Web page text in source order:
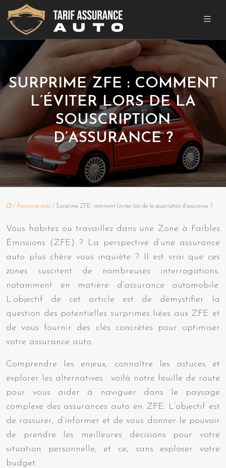
SURPRIME ZFE : COMMENT
L’ÉVITER LORS DE LA
SOUSCRIPTION
D’ASSURANCE ?
/ Assurance auto / Surprime ZFE : comment l’éviter lors de la souscription d’assurance ?
Vous habitez ou travaillez dans une Zone à Faibles
Émissions (ZFE) ? La perspective d’une assurance
auto plus chère vous inquiète ? Il est vrai que ces
zones suscitent de nombreuses interrogations,
notamment en matière d’assurance automobile.
L’objectif de cet article est de démystifier la
question des potentielles surprimes liées aux ZFE et
de vous fournir des clés concrètes pour optimiser
votre assurance auto.
Comprendre les enjeux, connaître les astuces et
explorer les alternatives : voilà notre feuille de route
pour vous aider à naviguer dans le paysage
complexe des assurances auto en ZFE. L’objectif est
de rassurer, d’informer et de vous donner le pouvoir
de prendre les meilleures décisions pour votre
situation personnelle, et ce, sans exploser votre
budget.